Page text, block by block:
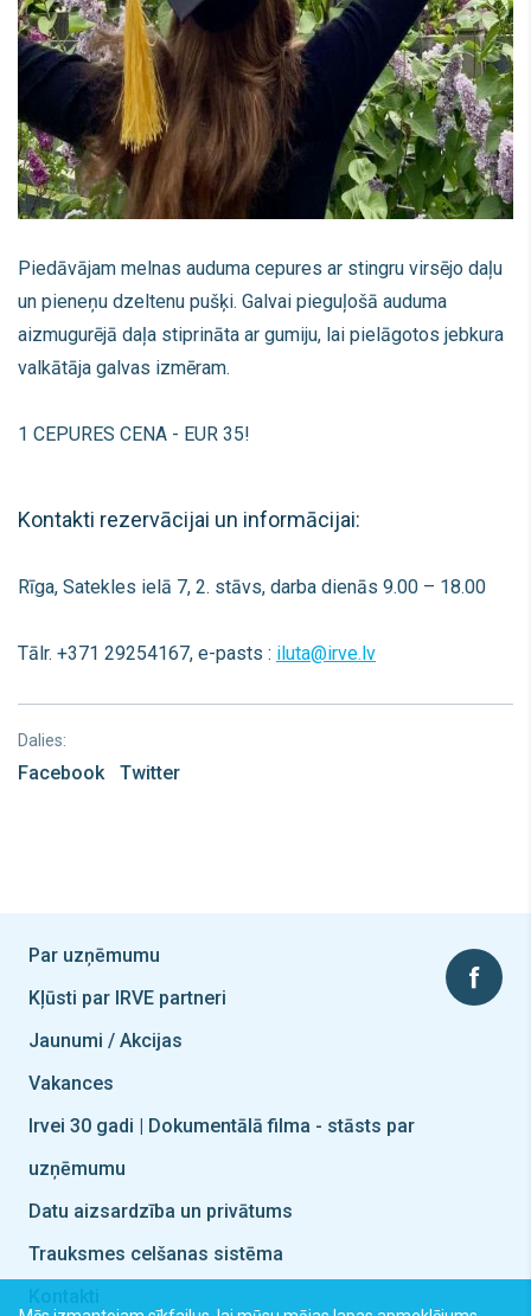
Piedāvājam melnas auduma cepures ar stingru virsējo daļu
un pieneņu dzeltenu pušķi. Galvai pieguļošā auduma
aizmugurējā daļa stiprināta ar gumiju, lai pielāgotos jebkura
valkātāja galvas izmēram.
1 CEPURES CENA - EUR 35!
Kontakti rezervācijai un informācijai:
Rīga, Satekles ielā 7, 2. stāvs, darba dienās 9.00 – 18.00
Tālr. +371 29254167, e-pasts : iluta@irve.lv
Dalies:
Facebook Twitter
Par uzņēmumu
Kļūsti par IRVE partneri
Jaunumi / Akcijas
Vakances
Irvei 30 gadi | Dokumentālā filma - stāsts par
uzņēmumu
Datu aizsardzība un privātums
Trauksmes celšanas sistēma